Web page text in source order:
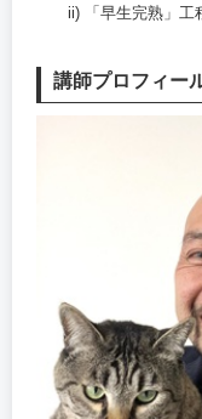
ii) 「早生完熟」工
講師プロフィー